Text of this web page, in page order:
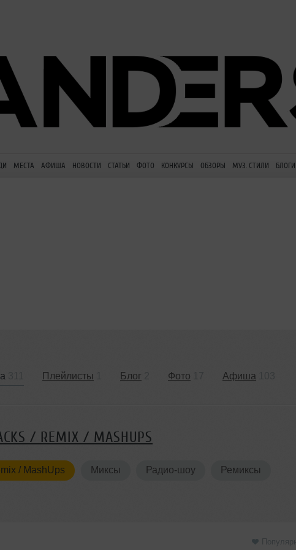
МЕСТА АФИША НОВОСТИ СТАТЬИ ФОТО КОНКУРСЫ ОБЗОРЫ МУЗ. СТИЛИ БЛОГИ
Плейлисты Блог Фото Афиша
/ REMIX / MASHUPS
/ MashUps Миксы Радио-шоу Ремиксы